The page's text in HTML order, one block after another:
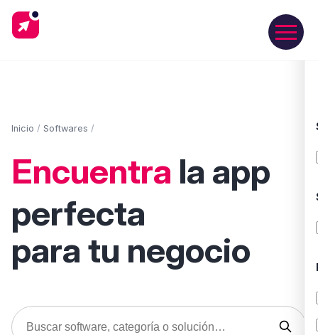
Inicio / Softwares /
Encuentra la app
perfecta
para tu negocio